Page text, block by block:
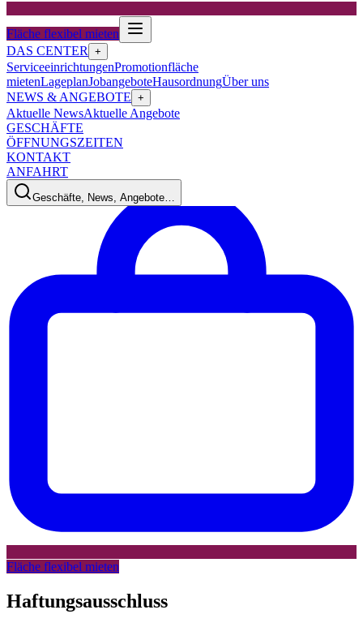
Fläche flexibel mieten
DAS CENTER
+
ServiceeinrichtungenPromotionfläche
mietenLageplanJobangeboteHausordnungÜber uns
NEWS & ANGEBOTE +
Aktuelle NewsAktuelle Angebote
GESCHÄFTE
ÖFFNUNGSZEITEN
KONTAKT
ANFAHRT
Geschäfte, News, Angebote…
Fläche flexibel mieten
Haftungsausschluss